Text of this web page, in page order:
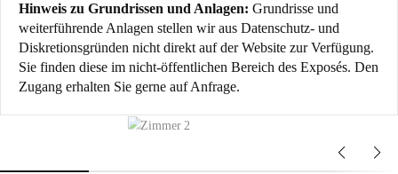
Hinweis zu Grundrissen und Anlagen: Grundrisse und
weiterführende Anlagen stellen wir aus Datenschutz- und
Diskretionsgründen nicht direkt auf der Website zur Verfügung.
Sie finden diese im nicht-öffentlichen Bereich des Exposés. Den
Zugang erhalten Sie gerne auf Anfrage.